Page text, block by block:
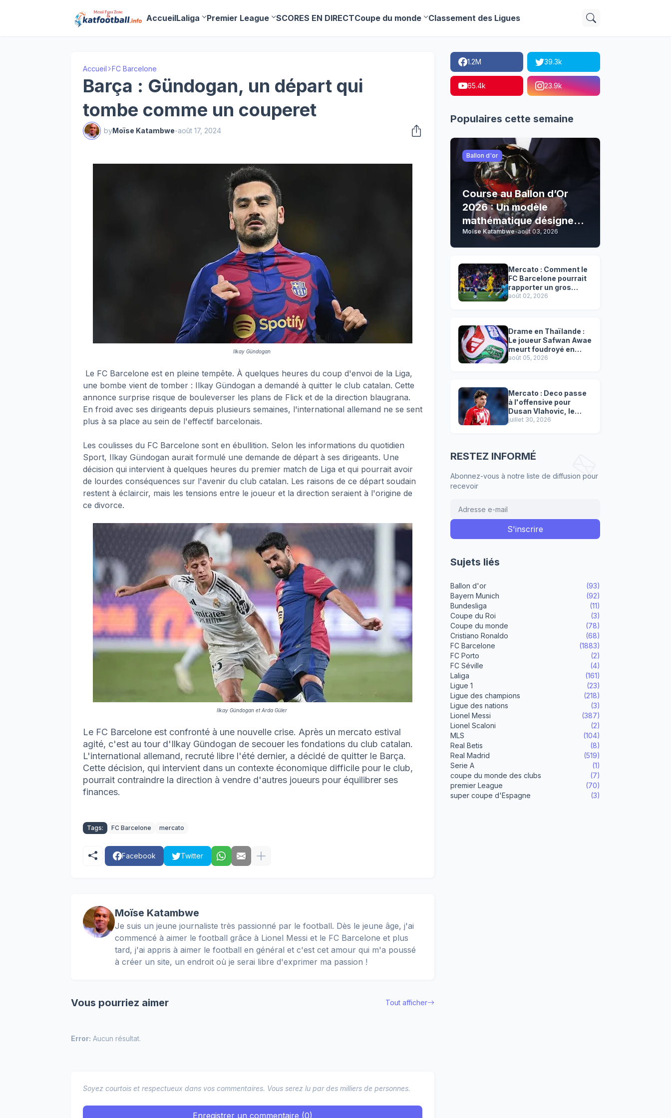
AccueilLaliga Premier League SCORES EN DIRECTCoupe du monde Classement des Ligues
Accueil FC Barcelone
Barça : Gündogan, un départ qui
tombe comme un couperet
byMoïse Katambwe-août 17, 2024
Ilkay Gündogan
Le FC Barcelone est en pleine tempête. À quelques heures du coup d'envoi de la Liga,
une bombe vient de tomber : Ilkay Gündogan a demandé à quitter le club catalan. Cette
annonce surprise risque de bouleverser les plans de Flick et de la direction blaugrana.
En froid avec ses dirigeants depuis plusieurs semaines, l'international allemand ne se sent
plus à sa place au sein de l'effectif barcelonais.
Les coulisses du FC Barcelone sont en ébullition. Selon les informations du quotidien
Sport, Ilkay Gündogan aurait formulé une demande de départ à ses dirigeants. Une
décision qui intervient à quelques heures du premier match de Liga et qui pourrait avoir
de lourdes conséquences sur l'avenir du club catalan. Les raisons de ce départ soudain
restent à éclaircir, mais les tensions entre le joueur et la direction seraient à l'origine de
ce divorce.
Ilkay Gündogan et Arda Güler
Le FC Barcelone est confronté à une nouvelle crise. Après un mercato estival
agité, c'est au tour d'Ilkay Gündogan de secouer les fondations du club catalan.
L'international allemand, recruté libre l'été dernier, a décidé de quitter le Barça.
Cette décision, qui intervient dans un contexte économique difficile pour le club,
pourrait contraindre la direction à vendre d'autres joueurs pour équilibrer ses
finances.
Tags: FC Barcelone mercato
Facebook Twitter
Moïse Katambwe
Je suis un jeune journaliste très passionné par le football. Dès le jeune âge, j'ai
commencé à aimer le football grâce à Lionel Messi et le FC Barcelone et plus
tard, j'ai appris à aimer le football en général et c'est cet amour qui m'a poussé
à créer un site, un endroit où je serai libre d'exprimer ma passion !
Vous pourriez aimer Tout afficher
Error: Aucun résultat.
Soyez courtois et respectueux dans vos commentaires. Vous serez lu par des milliers de personnes.
Enregistrer un commentaire (0)
1.2M 39.3k
65.4k 23.9k
Populaires cette semaine
Ballon d'or
Course au Ballon d’Or
2026 : Un modèle
mathématique désigne
son grand favori !
Moïse Katambwe-août 03, 2026
Mercato : Comment le
FC Barcelone pourrait
rapporter un gros
chèque inespéré à l’OM
août 02, 2026
Drame en Thaïlande :
Le joueur Safwan Awae
meurt foudroyé en
plein match
août 05, 2026
Mercato : Deco passe
à l'offensive pour
Dusan Vlahovic, le
successeur désigné
juillet 30, 2026
RESTEZ INFORMÉ
Abonnez-vous à notre liste de diffusion pour
recevoir
Sujets liés
Ballon d'or
(93)
Bayern Munich
(92)
Bundesliga
(11)
Coupe du Roi
(3)
Coupe du monde
(78)
Cristiano Ronaldo
(68)
FC Barcelone
(1883)
FC Porto
(2)
FC Séville
(4)
Laliga
(161)
Ligue 1
(23)
Ligue des champions
(218)
Ligue des nations
(3)
Lionel Messi
(387)
Lionel Scaloni
(2)
MLS
(104)
Real Betis
(8)
Real Madrid
(519)
Serie A
(1)
coupe du monde des clubs
(7)
premier League
(70)
super coupe d'Espagne
(3)